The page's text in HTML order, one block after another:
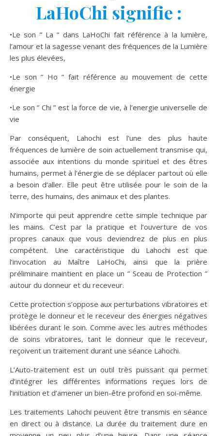
LaHoChi signifie :
•Le son ” La ” dans LaHoChi fait référence à la lumière,
l’amour et la sagesse venant des fréquences de la Lumière
les plus élevées,
•Le son ” Ho ” fait référence au mouvement de cette
énergie
•Le son ” Chi ” est la force de vie, à l’energie universelle de
vie
Par conséquent, Lahochi est l’une des plus haute
fréquences de lumière de soin actuellement transmise qui,
associée aux intentions du monde spirituel et des êtres
humains, permet à l’énergie de se déplacer partout où elle
a besoin d’aller. Elle peut être utilisée pour le soin de la
terre, des humains, des animaux et des plantes.
N’importe qui peut apprendre cette simple technique par
les mains. C’est par la pratique et l’ouverture de vos
propres canaux que vous deviendrez de plus en plus
compétent. Une caractéristique du Lahochi est que
l’invocation au Maître LaHoChi, ainsi que la prière
préliminaire maintient en place un ” Sceau de Protection ”
autour du donneur et du receveur.
Cette protection s’oppose aux perturbations vibratoires et
protège le donneur et le receveur des énergies négatives
libérées durant le soin. Comme avec les autres méthodes
de soins vibratoires, tant le donneur que le receveur,
reçoivent un traitement durant une séance Lahochi.
L’Auto-traitement est un outil très puissant qui permet
d’intégrer les différentes informations reçues lors de
l’initiation et d’amener un bien-être profond en soi-même.
Les traitements Lahochi peuvent être transmis en séance
en direct ou à distance. La durée du traitement dure en